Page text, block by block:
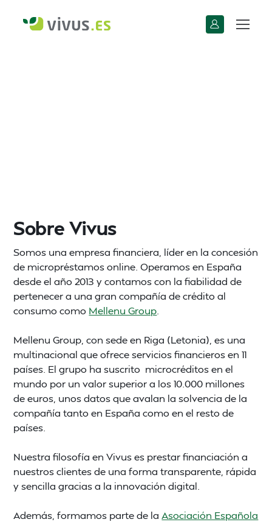
Sobre Vivus
Somos una empresa financiera, líder en la concesión
de micropréstamos online. Operamos en España
desde el año 2013 y contamos con la fiabilidad de
pertenecer a una gran compañía de crédito al
consumo como Mellenu Group
Mellenu Group, con sede en Riga (Letonia), es una
multinacional que ofrece servicios financieros en 11
países. El grupo ha suscrito microcréditos en el
mundo por un valor superior a los 10.000 millones
de euros, unos datos que avalan la solvencia de la
compañía tanto en España como en el resto de
países.
Nuestra filosofía en Vivus es prestar financiación a
nuestros clientes de una forma transparente, rápida
y sencilla gracias a la innovación digital.
Además, formamos parte de la Asociación Española